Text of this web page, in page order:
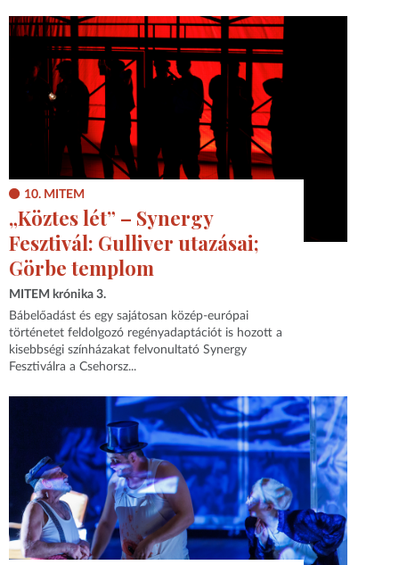
10. MITEM
„Köztes lét” – Synergy
Fesztivál: Gulliver utazásai;
Görbe templom
MITEM krónika 3.
Bábelőadást és egy sajátosan közép-európai
történetet feldolgozó regényadaptációt is hozott a
kisebbségi színházakat felvonultató Synergy
Fesztiválra a Csehorsz...